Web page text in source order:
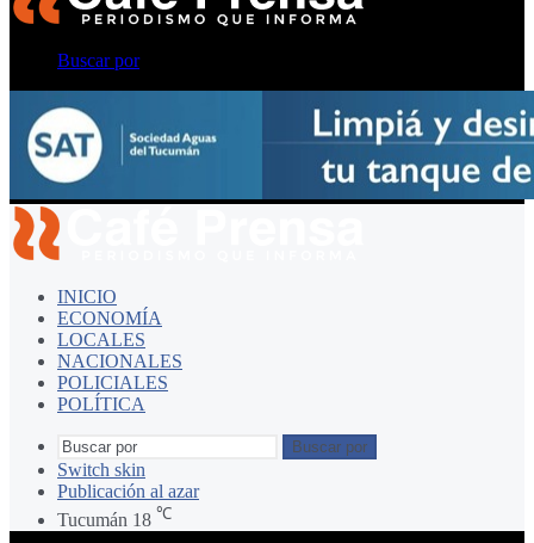
Buscar por
INICIO
ECONOMÍA
LOCALES
NACIONALES
POLICIALES
POLÍTICA
Buscar por
Switch skin
Publicación al azar
Tucumán 18 ℃